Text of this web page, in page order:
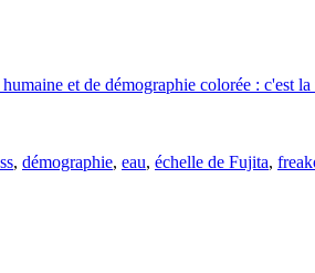
et de démographie colorée : c'est
, démographie, eau, échelle de Fujita,